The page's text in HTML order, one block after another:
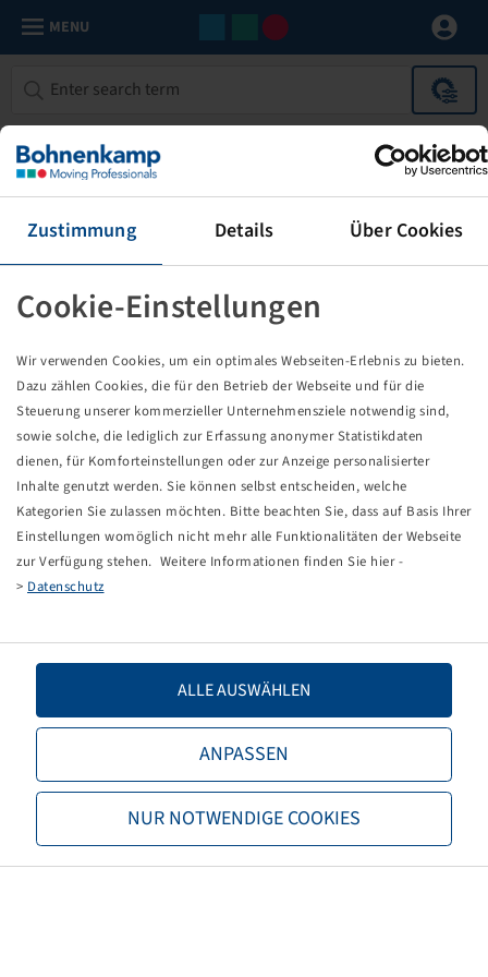
Zustimmung Details Über Cookies
Cookie-Einstellungen
Wir verwenden Cookies, um ein optimales Webseiten-Erlebnis zu bieten.
Dazu zählen Cookies, die für den Betrieb der Webseite und für die
Steuerung unserer kommerzieller Unternehmensziele notwendig sind,
sowie solche, die lediglich zur Erfassung anonymer Statistikdaten
dienen, für Komforteinstellungen oder zur Anzeige personalisierter
Inhalte genutzt werden. Sie können selbst entscheiden, welche
Kategorien Sie zulassen möchten. Bitte beachten Sie, dass auf Basis Ihrer
Einstellungen womöglich nicht mehr alle Funktionalitäten der Webseite
zur Verfügung stehen. Weitere Informationen finden Sie hier -
> Datenschutz
ALLE AUSWÄHLEN
ANPASSEN
NUR NOTWENDIGE COOKIES
MENU
Automotive components
Specify your search result with the following filters.
FILTER 1
Spare parts for Support devices / Support feets / Support
Quantity
0
About Bohnenkamp
Responsibility
Become a new customer
Terms and conditions
Data privacy
Imprint